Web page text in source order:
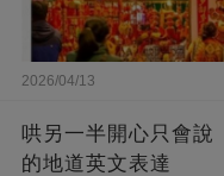
2026/04/13
哄另一半開心只會
的地道英文表達